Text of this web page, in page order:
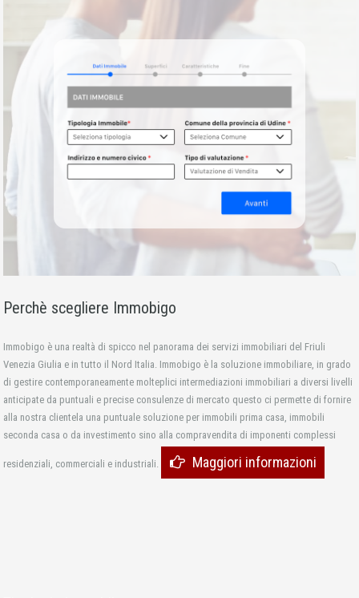
Perchè scegliere Immobigo
Immobigo è una realtà di spicco nel panorama dei servizi immobiliari del Friuli
Venezia Giulia e in tutto il Nord Italia. Immobigo è la soluzione immobiliare, in grado
di gestire contemporaneamente molteplici intermediazioni immobiliari a diversi livelli
anticipate da puntuali e precise consulenze di mercato questo ci permette di fornire
alla nostra clientela una puntuale soluzione per immobili prima casa, immobili
seconda casa o da investimento sino alla compravendita di imponenti complessi
residenziali, commerciali e industriali. Maggiori informazioni